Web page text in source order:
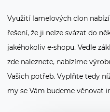
Využití lamelových clon
řešení, že ji nelze svázat do
jakéhokoliv e-shopu. Vedle
zde naleznete, nabízíme
Vašich potřeb. Vyplňte tedy
my se Vám budeme věnovat